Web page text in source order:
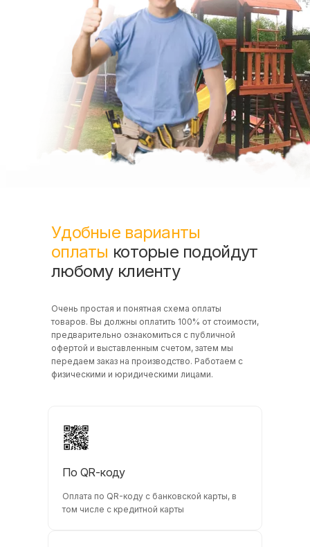
Удобные варианты
оплаты которые подойдут
любому клиенту
Очень простая и понятная схема оплаты
товаров. Вы должны оплатить 100% от стоимости,
предварительно ознакомиться с публичной
офертой и выставленным счетом, затем мы
передаем заказ на производство. Работаем с
физическими и юридическими лицами.
По QR-коду
Оплата по QR-коду с банковской карты, в
том числе с кредитной карты